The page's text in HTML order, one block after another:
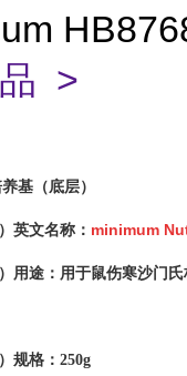
>
基（底层）
英文名称： minimum
用途： 用于鼠伤寒沙门
规格：250g